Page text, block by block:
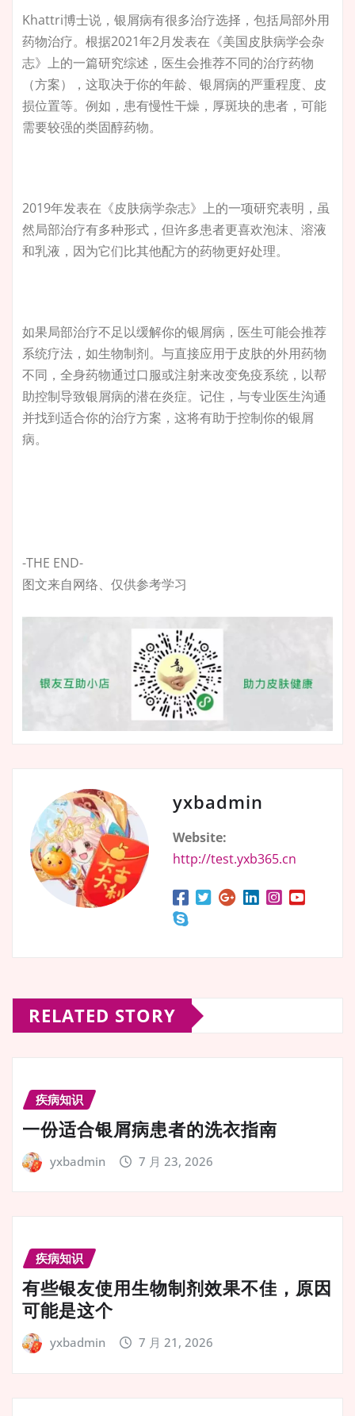
Khattri博士说，银屑病有很多治疗选择，包括局部外用
药物治疗。根据2021年2月发表在《美国皮肤病学会杂
志》上的一篇研究综述，医生会推荐不同的治疗药物
（方案），这取决于你的年龄、银屑病的严重程度、皮
损位置等。例如，患有慢性干燥，厚斑块的患者，可能
需要较强的类固醇药物。
2019年发表在《皮肤病学杂志》上的一项研究表明，虽
然局部治疗有多种形式，但许多患者更喜欢泡沫、溶液
和乳液，因为它们比其他配方的药物更好处理。
如果局部治疗不足以缓解你的银屑病，医生可能会推荐
系统疗法，如生物制剂。与直接应用于皮肤的外用药物
不同，全身药物通过口服或注射来改变免疫系统，以帮
助控制导致银屑病的潜在炎症。记住，与专业医生沟通
并找到适合你的治疗方案，这将有助于控制你的银屑
病。
-THE END-
图文来自网络、仅供参考学习
yxbadmin
Website:
http://test.yxb365.cn
RELATED STORY
疾病知识
一份适合银屑病患者的洗衣指南
yxbadmin 7 月 23, 2026
疾病知识
有些银友使用生物制剂效果不佳，原因
可能是这个
yxbadmin 7 月 21, 2026